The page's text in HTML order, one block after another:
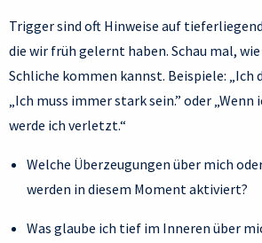
Trigger sind oft Hinweise auf
die wir früh gelernt haben. Schau mal,
Schliche kommen kannst. Beispiele: „Ich
„Ich muss immer stark sein.” oder „Wenn
werde ich verletzt.“
Welche Überzeugungen über mich
werden in diesem Moment aktiviert?
Was glaube ich tief im Inneren über